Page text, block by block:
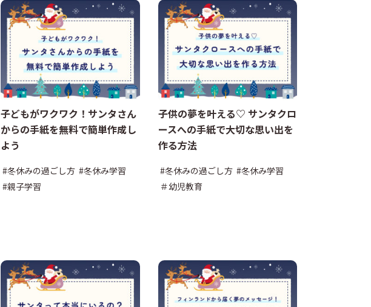
子どもがワクワク！サンタさん
からの手紙を無料で簡単作成し
よう
#冬休みの過ごし方 #冬休み学習
#親子学習
子供の夢を叶える♡ サンタクロ
ースへの手紙で大切な思い出を
作る方法
#冬休みの過ごし方 #冬休み学習
＃幼児教育